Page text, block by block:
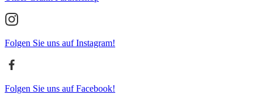
Folgen Sie uns auf Instagram!
Folgen Sie uns auf Facebook!